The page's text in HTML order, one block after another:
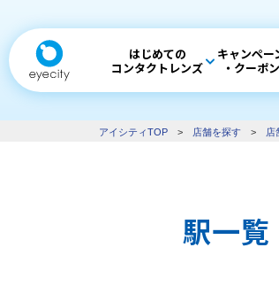
はじめての
コンタクトレンズ
キャンペー
・クーポン
アイシティTOP > 店舗を探す > 店
駅一覧